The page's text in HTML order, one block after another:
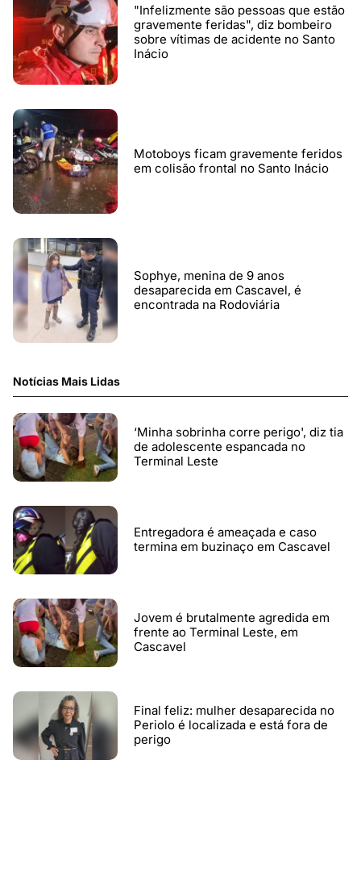
"Infelizmente são pessoas que estão
gravemente feridas", diz bombeiro
sobre vítimas de acidente no Santo
Inácio
Motoboys ficam gravemente feridos
em colisão frontal no Santo Inácio
Sophye, menina de 9 anos
desaparecida em Cascavel, é
encontrada na Rodoviária
Notícias Mais Lidas
‘Minha sobrinha corre perigo', diz tia
de adolescente espancada no
Terminal Leste
Entregadora é ameaçada e caso
termina em buzinaço em Cascavel
Jovem é brutalmente agredida em
frente ao Terminal Leste, em
Cascavel
Final feliz: mulher desaparecida no
Periolo é localizada e está fora de
perigo